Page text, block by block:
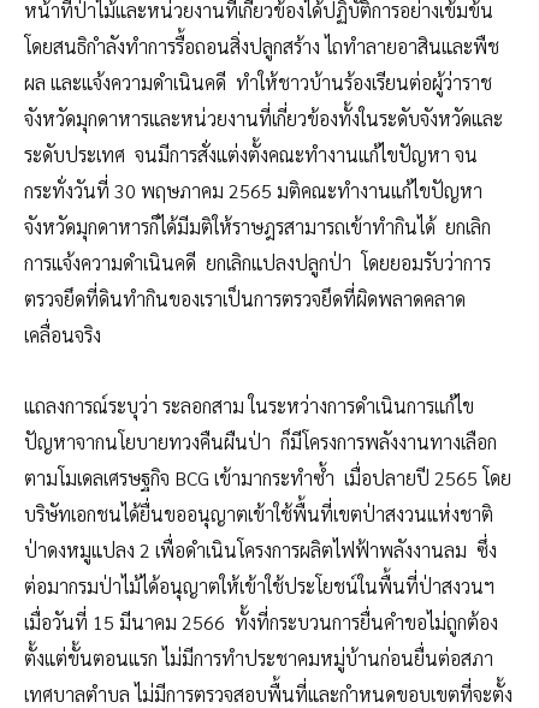
หน้าที่ป่าไม้และหน่วยงานที่เกี่ยวข้องได้ปฏิบัติการอย่างเข้มข้น
โดยสนธิกำลังทำการรื้อถอนสิ่งปลูกสร้าง ไถทำลายอาสินและพืช
ผล และแจ้งความดำเนินคดี ทำให้ชาวบ้านร้องเรียนต่อผู้ว่าราช
จังหวัดมุกดาหารและหน่วยงานที่เกี่ยวข้องทั้งในระดับจังหวัดและ
ระดับประเทศ จนมีการสั่งแต่งตั้งคณะทำงานแก้ไขปัญหา จน
กระทั่งวันที่ 30 พฤษภาคม 2565 มติคณะทำงานแก้ไขปัญหา
จังหวัดมุกดาหารก็ได้มีมติให้ราษฎรสามารถเข้าทำกินได้ ยกเลิก
การแจ้งความดำเนินคดี ยกเลิกแปลงปลูกป่า โดยยอมรับว่าการ
ตรวจยึดที่ดินทำกินของเราเป็นการตรวจยึดที่ผิดพลาดคลาด
เคลื่อนจริง
แถลงการณ์ระบุว่า ระลอกสาม ในระหว่างการดำเนินการแก้ไข
ปัญหาจากนโยบายทวงคืนผืนป่า ก็มีโครงการพลังงานทางเลือก
ตามโมเดลเศรษฐกิจ BCG เข้ามากระทำซ้ำ เมื่อปลายปี 2565 โดย
บริษัทเอกชนได้ยื่นขออนุญาตเข้าใช้พื้นที่เขตป่าสงวนแห่งชาติ
ป่าดงหมูแปลง 2 เพื่อดำเนินโครงการผลิตไฟฟ้าพลังงานลม ซึ่ง
ต่อมากรมป่าไม้ได้อนุญาตให้เข้าใช้ประโยชน์ในพื้นที่ป่าสงวนฯ
เมื่อวันที่ 15 มีนาคม 2566 ทั้งที่กระบวนการยื่นคำขอไม่ถูกต้อง
ตั้งแต่ขั้นตอนแรก ไม่มีการทำประชาคมหมู่บ้านก่อนยื่นต่อสภา
เทศบาลตำบล ไม่มีการตรวจสอบพื้นที่และกำหนดขอบเขตที่จะตั้ง